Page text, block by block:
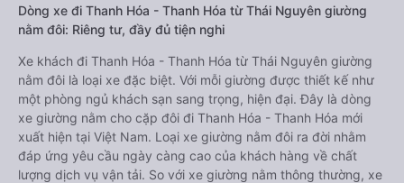
Dòng xe đi Thanh Hóa - Thanh Hóa từ Thái Nguyên giường
nằm đôi: Riêng tư, đầy đủ tiện nghi
Xe khách đi Thanh Hóa - Thanh Hóa từ Thái Nguyên giường
nằm đôi là loại xe đặc biệt. Với mỗi giường được thiết kế như
một phòng ngủ khách sạn sang trọng, hiện đại. Đây là dòng
xe giường nằm cho cặp đôi đi Thanh Hóa - Thanh Hóa mới
xuất hiện tại Việt Nam. Loại xe giường nằm đôi ra đời nhằm
đáp ứng yêu cầu ngày càng cao của khách hàng về chất
lượng dịch vụ vận tải. So với xe giường nằm thông thường, xe